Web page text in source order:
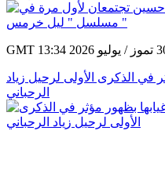
في الذكرى الأولى لرحيل زياد
الرحباني